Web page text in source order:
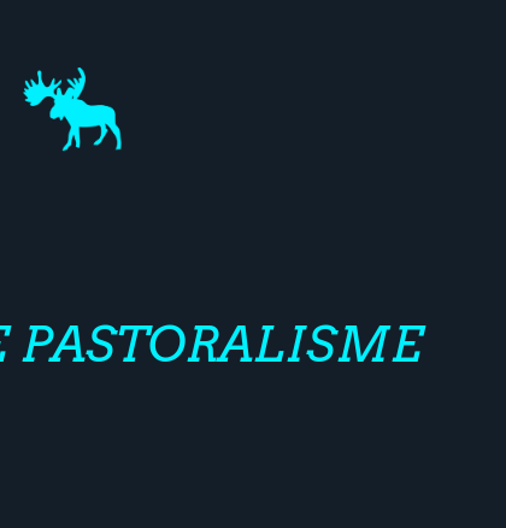
PASTORALISME